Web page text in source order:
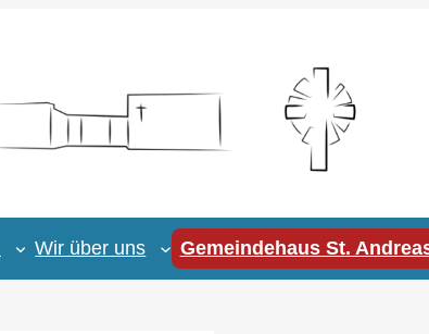
Wir über uns Gemeindehaus St.